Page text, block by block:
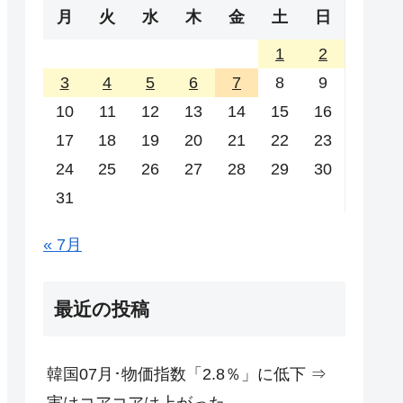
月 火 水 木 金 土 日
1
2
3
4 5 6 7 8
9
10
11 12 13 14 15
16
17
18 19 20 21 22
23
24
25 26 27 28 29
30
31
« 7月
最近の投稿
韓国07月･物価指数「2.8％」に低下 ⇒